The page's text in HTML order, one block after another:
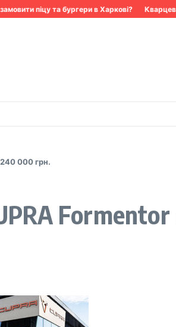
піцу та бургери в Харкові?
240 000 грн.